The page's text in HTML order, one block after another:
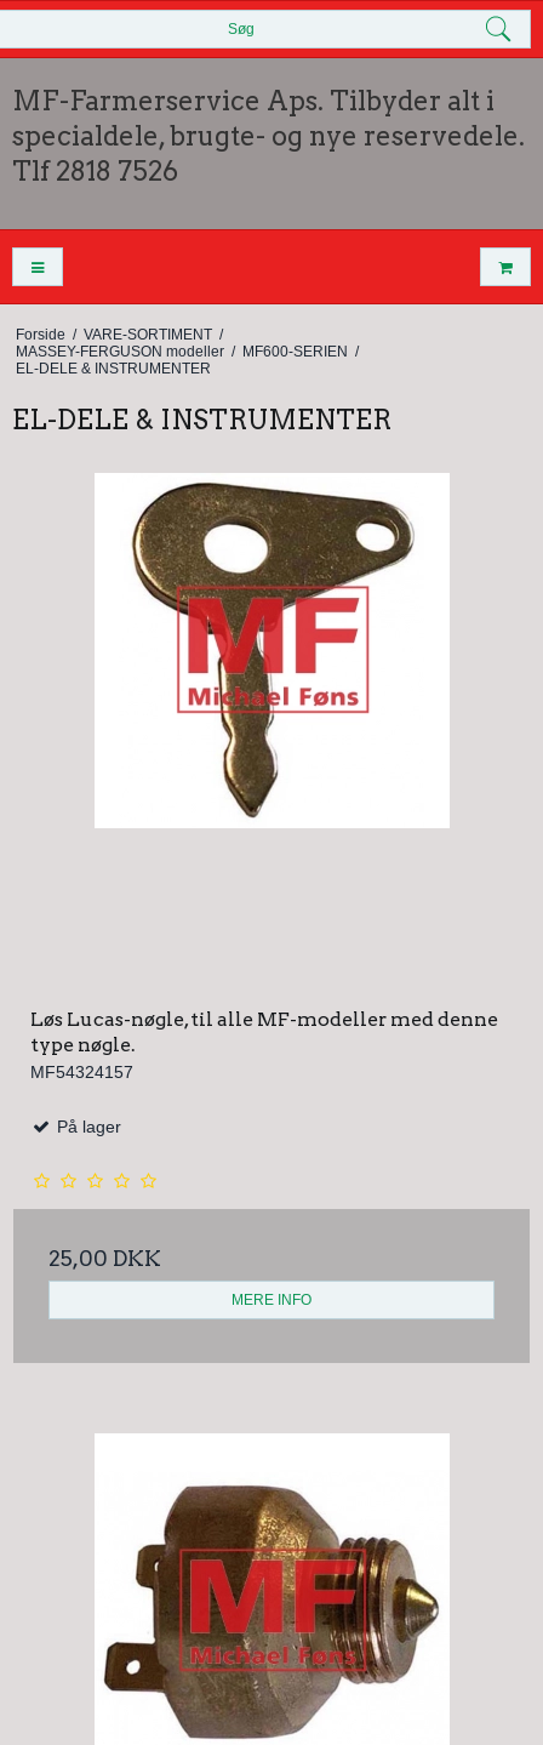
Søg
MF-Farmerservice Aps. Tilbyder alt i
specialdele, brugte- og nye reservedele.
Tlf 2818 7526
Forside / VARE-SORTIMENT /
MASSEY-FERGUSON modeller / MF600-SERIEN /
EL-DELE & INSTRUMENTER
EL-DELE & INSTRUMENTER
Løs Lucas-nøgle, til alle MF-modeller med denne
type nøgle.
MF54324157
På lager
25,00 DKK
MERE INFO